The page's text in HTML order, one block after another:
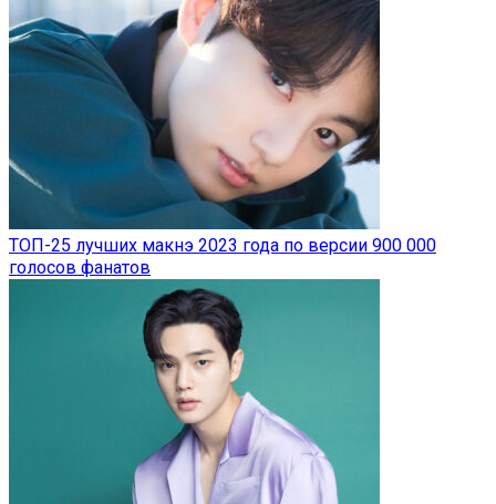
ТОП-25 лучших макнэ 2023 года по версии 900 000
голосов фанатов